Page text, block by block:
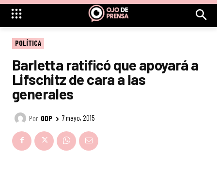
POLÍTICA
Barletta ratificó que apoyará a
Lifschitz de cara a las
generales
Por ODP 7 mayo, 2015